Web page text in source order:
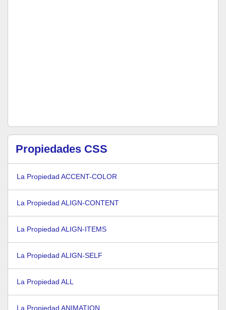
Propiedades CSS
La Propiedad ACCENT-COLOR
La Propiedad ALIGN-CONTENT
La Propiedad ALIGN-ITEMS
La Propiedad ALIGN-SELF
La Propiedad ALL
La Propiedad ANIMATION